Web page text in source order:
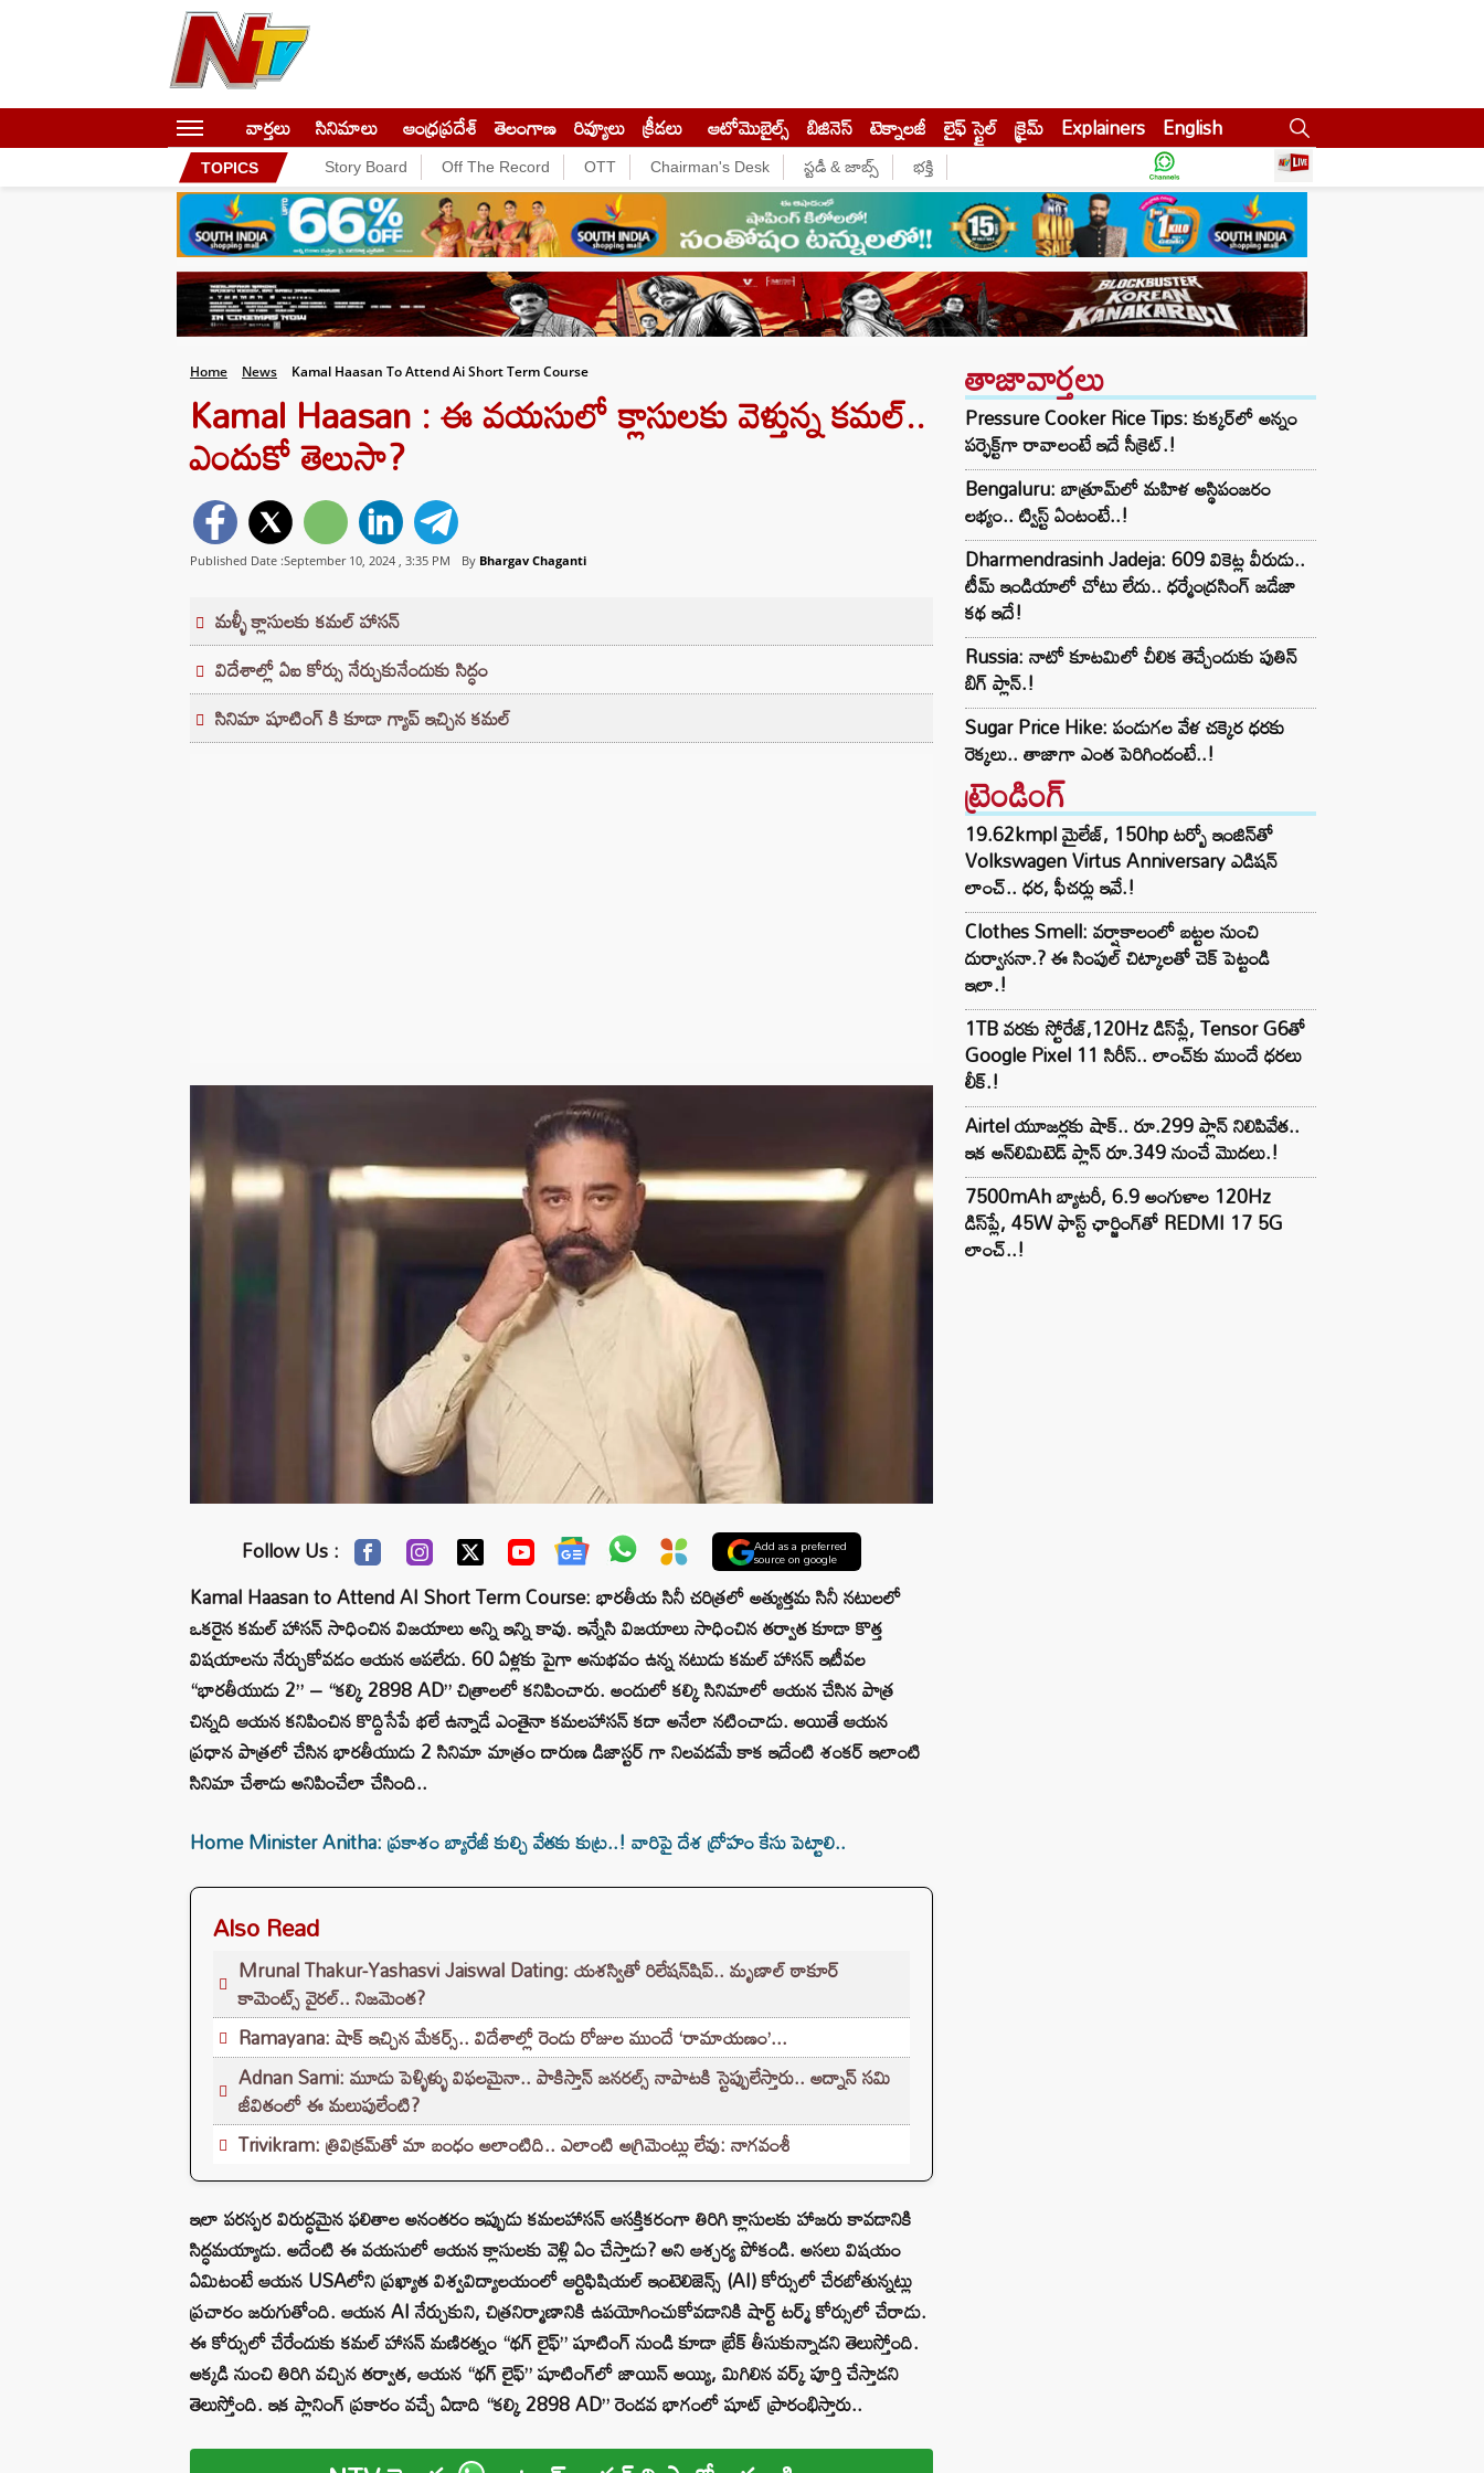
వార్తలు సినిమాలు ఆంధ్రప్రదేశ్ తెలంగాణ రివ్యూలు క్రీడలు ఆటోమొబైల్స్ బిజినెస్‌ టెక్నాలజీ లైఫ్ స్టైల్ క్రైమ్ Explainers English
TOPICS Story Board Off The Record OTT Chairman's Desk స్టడీ & జాబ్స్ భక్తి
Home News Kamal Haasan To Attend Ai Short Term Course
Kamal Haasan : ఈ వయసులో క్లాసులకు వెళ్తున్న కమల్..
ఎందుకో తెలుసా?
Published Date :September 10, 2024 , 3:35 PM By Bhargav Chaganti
మళ్ళీ క్లాసులకు కమల్ హాసన్
విదేశాల్లో ఏఐ కోర్సు నేర్చుకునేందుకు సిద్ధం
సినిమా షూటింగ్ కి కూడా గ్యాప్ ఇచ్చిన కమల్
Follow Us : Add as a preferred
source on google
Kamal Haasan to Attend AI Short Term Course: భారతీయ సినీ చరిత్రలో అత్యుత్తమ సినీ నటులలో
ఒకరైన కమల్ హాసన్ సాధించిన విజయాలు అన్ని ఇన్ని కావు. ఇన్నేసి విజయాలు సాధించిన తర్వాత కూడా కొత్త
విషయాలను నేర్చుకోవడం ఆయన ఆపలేదు. 60 ఏళ్లకు పైగా అనుభవం ఉన్న నటుడు కమల్ హాసన్ ఇటీవల
“భారతీయుడు 2” – “కల్కి 2898 AD” చిత్రాలలో కనిపించారు. అందులో కల్కి సినిమాలో ఆయన చేసిన పాత్ర
చిన్నది ఆయన కనిపించిన కొద్దిసేపే భలే ఉన్నాడే ఎంతైనా కమలహాసన్ కదా అనేలా నటించాడు. అయితే ఆయన
ప్రధాన పాత్రలో చేసిన భారతీయుడు 2 సినిమా మాత్రం దారుణ డిజాస్టర్ గా నిలవడమే కాక ఇదేంటి శంకర్ ఇలాంటి
సినిమా చేశాడు అనిపించేలా చేసింది..
Home Minister Anitha: ప్రకాశం బ్యారేజీ కుల్చి వేతకు కుట్ర..! వారిపై దేశ ద్రోహం కేసు పెట్టాలి..
Also Read
Mrunal Thakur-Yashasvi Jaiswal Dating: యశస్వితో రిలేషన్‌షిప్.. మృణాల్ ఠాకూర్
కామెంట్స్ వైరల్.. నిజమెంత?
Ramayana: షాక్ ఇచ్చిన మేకర్స్.. విదేశాల్లో రెండు రోజుల ముందే ‘రామాయణం’...
Adnan Sami: మూడు పెళ్ళిళ్ళు విఫలమైనా.. పాకిస్తాన్ జనరల్స్ నాపాటకి స్టెప్పులేస్తారు.. అద్నాన్ సమి
జీవితంలో ఈ మలుపులేంటి?
Trivikram: త్రివిక్రమ్‌తో మా బంధం అలాంటిది.. ఎలాంటి అగ్రిమెంట్లు లేవు: నాగవంశీ
ఇలా పరస్పర విరుద్ధమైన ఫలితాల అనంతరం ఇప్పుడు కమలహాసన్ ఆసక్తికరంగా తిరిగి క్లాసులకు హాజరు కావడానికి
సిద్ధమయ్యాడు. అదేంటి ఈ వయసులో ఆయన క్లాసులకు వెళ్లి ఏం చేస్తాడు? అని ఆశ్చర్య పోకండి. అసలు విషయం
ఏమిటంటే ఆయన USAలోని ప్రఖ్యాత విశ్వవిద్యాలయంలో ఆర్టిఫిషియల్ ఇంటెలిజెన్స్ (AI) కోర్సులో చేరబోతున్నట్లు
ప్రచారం జరుగుతోంది. ఆయన AI నేర్చుకుని, చిత్రనిర్మాణానికి ఉపయోగించుకోవడానికి షార్ట్ టర్మ్ కోర్సులో చేరాడు.
ఈ కోర్సులో చేరేందుకు కమల్ హాసన్ మణిరత్నం “థగ్ లైఫ్” షూటింగ్ నుండి కూడా బ్రేక్ తీసుకున్నాడని తెలుస్తోంది.
అక్కడి నుంచి తిరిగి వచ్చిన తర్వాత, ఆయన “థగ్ లైఫ్” షూటింగ్‌లో జాయిన్ అయ్యి, మిగిలిన వర్క్ పూర్తి చేస్తాడని
తెలుస్తోంది. ఇక ప్లానింగ్ ప్రకారం వచ్చే ఏడాది “కల్కి 2898 AD” రెండవ భాగంలో షూట్ ప్రారంభిస్తారు..
తాజావార్తలు
Pressure Cooker Rice Tips: కుక్కర్‌లో అన్నం
పర్ఫెక్ట్‌గా రావాలంటే ఇదే సీక్రెట్.!
Bengaluru: బాత్రూమ్‌లో మహిళ అస్థిపంజరం
లభ్యం.. ట్విస్ట్ ఏంటంటే..!
Dharmendrasinh Jadeja: 609 వికెట్ల వీరుడు..
టీమ్ ఇండియాలో చోటు లేదు.. ధర్మేంద్రసింగ్ జడేజా
కథ ఇదే!
Russia: నాటో కూటమిలో చీలిక తెచ్చేందుకు పుతిన్
బిగ్ ప్లాన్.!
Sugar Price Hike: పండుగల వేళ చక్కెర ధరకు
రెక్కలు.. తాజాగా ఎంత పెరిగిందంటే..!
ట్రెండింగ్‌
19.62kmpl మైలేజ్, 150hp టర్బో ఇంజిన్‌తో
Volkswagen Virtus Anniversary ఎడిషన్
లాంచ్.. ధర, ఫీచర్లు ఇవే.!
Clothes Smell: వర్షాకాలంలో బట్టల నుంచి
దుర్వాసనా.? ఈ సింపుల్ చిట్కాలతో చెక్ పెట్టండి
ఇలా.!
1TB వరకు స్టోరేజ్,120Hz డిస్‌ప్లే, Tensor G6తో
Google Pixel 11 సిరీస్.. లాంచ్⁭కు ముందే ధరలు
లీక్.!
Airtel యూజర్లకు షాక్.. రూ.299 ప్లాన్ నిలిపివేత..
ఇక అన్‌లిమిటెడ్ ప్లాన్ రూ.349 నుంచే మొదలు.!
7500mAh బ్యాటరీ, 6.9 అంగుళాల 120Hz
డిస్‌ప్లే, 45W ఫాస్ట్ ఛార్జింగ్‌తో REDMI 17 5G
లాంచ్..!